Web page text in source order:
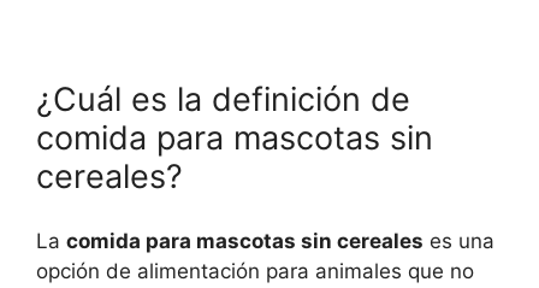
¿Cuál es la definición de
comida para mascotas sin
cereales?
La comida para mascotas sin cereales es una
opción de alimentación para animales que no